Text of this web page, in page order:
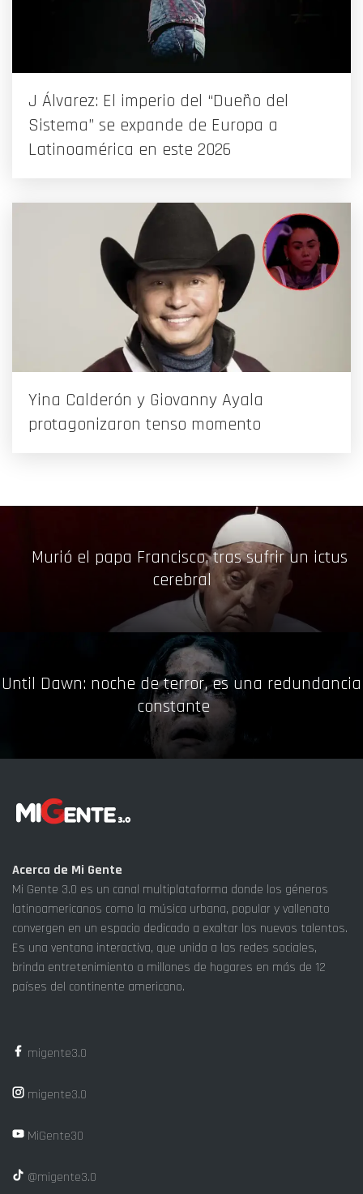
J Álvarez: El imperio del “Dueño del
Sistema” se expande de Europa a
Latinoamérica en este 2026
Yina Calderón y Giovanny Ayala
protagonizaron tenso momento
Murió el papa Francisco, tras sufrir un ictus
cerebral
Until Dawn: noche de terror, es una redundancia
constante
Acerca de Mi Gente
Mi Gente 3.0 es un canal multiplataforma donde los géneros
latinoamericanos como la música urbana, popular y vallenato
convergen en un espacio dedicado a exaltar los nuevos talentos.
Es una ventana interactiva, que unida a las redes sociales,
brinda entretenimiento a millones de hogares en más de 12
países del continente americano.
migente3.0
migente3.0
MiGente30
@migente3.0